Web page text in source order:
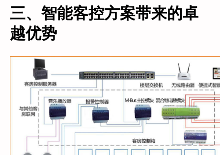
三、智能客控方案带来的卓
越优势